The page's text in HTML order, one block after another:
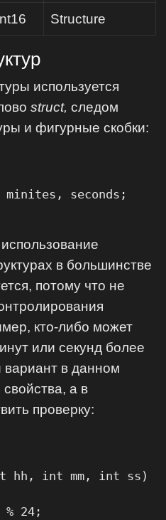
Structure
используется
struct, следом
и фигурные скобки:
minites, seconds;
в большинстве
потому что не
кто-либо может
или секунд более
в данном
а в
проверку:
hh, int mm, int ss)
% 24;